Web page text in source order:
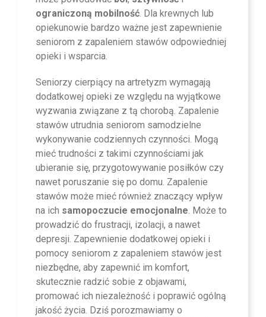
ograniczoną mobilność. Dla krewnych lub
opiekunowie bardzo ważne jest zapewnienie
seniorom z zapaleniem stawów odpowiedniej
opieki i wsparcia.
Seniorzy cierpiący na artretyzm wymagają
dodatkowej opieki ze względu na wyjątkowe
wyzwania związane z tą chorobą. Zapalenie
stawów utrudnia seniorom samodzielne
wykonywanie codziennych czynności. Mogą
mieć trudności z takimi czynnościami jak
ubieranie się, przygotowywanie posiłków czy
nawet poruszanie się po domu. Zapalenie
stawów może mieć również znaczący wpływ
na ich samopoczucie emocjonalne. Może to
prowadzić do frustracji, izolacji, a nawet
depresji. Zapewnienie dodatkowej opieki i
pomocy seniorom z zapaleniem stawów jest
niezbędne, aby zapewnić im komfort,
skutecznie radzić sobie z objawami,
promować ich niezależność i poprawić ogólną
jakość życia. Dziś porozmawiamy o